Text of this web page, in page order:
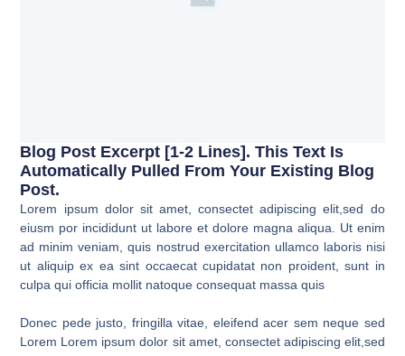
Blog Post Excerpt [1-2 Lines]. This Text Is
Automatically Pulled From Your Existing Blog
Post.
Lorem ipsum dolor sit amet, consectet adipiscing elit,sed do
eiusm por incididunt ut labore et dolore magna aliqua. Ut enim
ad minim veniam, quis nostrud exercitation ullamco laboris nisi
ut aliquip ex ea sint occaecat cupidatat non proident, sunt in
culpa qui officia mollit natoque consequat massa quis
Donec pede justo, fringilla vitae, eleifend acer sem neque sed
Lorem Lorem ipsum dolor sit amet, consectet adipiscing elit,sed